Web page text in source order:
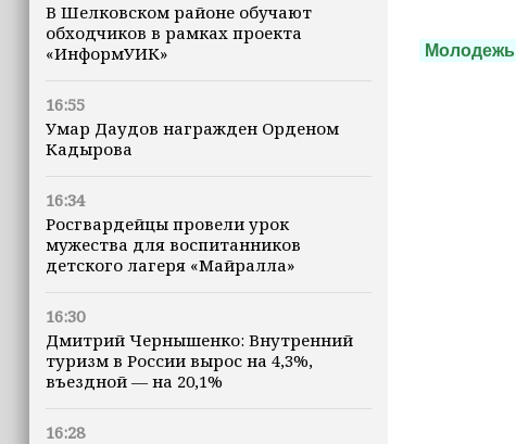
В Шелковском районе обучают
обходчиков в рамках проекта
«ИнформУИК»
16:55
Умар Даудов награжден Орденом
Кадырова
16:34
Росгвардейцы провели урок
мужества для воспитанников
детского лагеря «Майралла»
16:30
Дмитрий Чернышенко: Внутренний
туризм в России вырос на 4,3%,
въездной — на 20,1%
16:28
Молодежь